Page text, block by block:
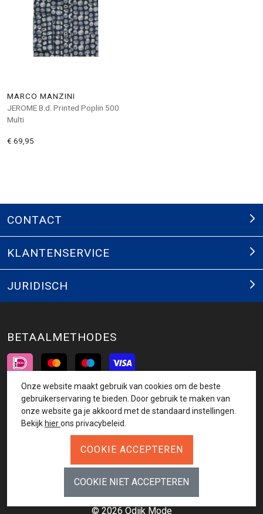
MARCO MANZINI
JEROME B.d. Printed Poplin 500
Multi
€ 69,95
CONTACT
KLANTENSERVICE
JURIDISCH
BETAALMETHODES
INSCHRIJVEN NIEUWSBRIEF
© 2026 Odijk Mode
Onze website maakt gebruik van cookies om de beste
gebruikerservaring te bieden. Door gebruik te maken van
onze website ga je akkoord met de standaard instellingen.
Bekijk hierons privacybeleid.